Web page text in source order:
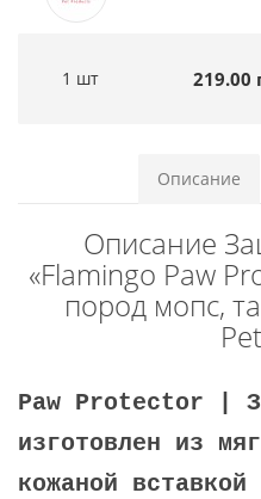
1 шт 219.00
Описание
Описание
«Flamingo Paw
пород мопс,
Paw Protector |
изготовлен из
кожаной